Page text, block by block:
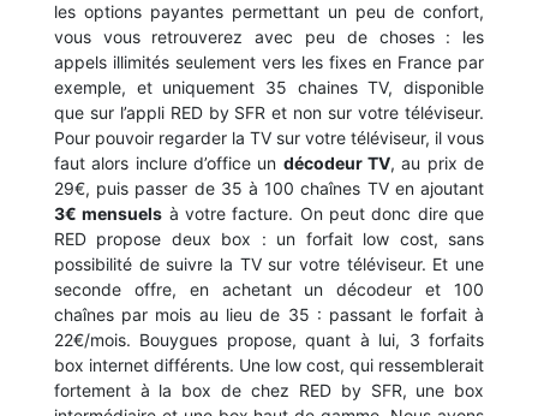
les options payantes permettant un peu de confort,
vous vous retrouverez avec peu de choses : les
appels illimités seulement vers les fixes en France par
exemple, et uniquement 35 chaines TV, disponible
que sur l’appli RED by SFR et non sur votre téléviseur.
Pour pouvoir regarder la TV sur votre téléviseur, il vous
faut alors inclure d’office un décodeur TV, au prix de
29€, puis passer de 35 à 100 chaînes TV en ajoutant
3€ mensuels à votre facture. On peut donc dire que
RED propose deux box : un forfait low cost, sans
possibilité de suivre la TV sur votre téléviseur. Et une
seconde offre, en achetant un décodeur et 100
chaînes par mois au lieu de 35 : passant le forfait à
22€/mois. Bouygues propose, quant à lui, 3 forfaits
box internet différents. Une low cost, qui ressemblerait
fortement à la box de chez RED by SFR, une box